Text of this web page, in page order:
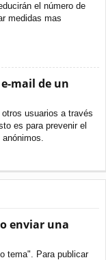
el número de
medidas mas
mail de un
usuarios a través
es para prevenir el
enviar una
tema". Para publicar